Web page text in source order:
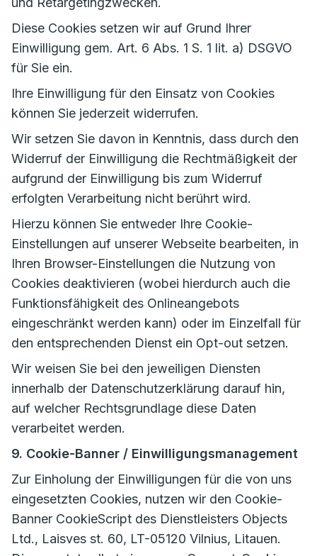
Diese Cookies setzen wir auf Grund Ihrer
Einwilligung gem. Art. 6 Abs. 1 S. 1 lit. a) DSGVO
für Sie ein.
Ihre Einwilligung für den Einsatz von Cookies
können Sie jederzeit widerrufen.
Wir setzen Sie davon in Kenntnis, dass durch den
Widerruf der Einwilligung die Rechtmäßigkeit der
aufgrund der Einwilligung bis zum Widerruf
erfolgten Verarbeitung nicht berührt wird.
Hierzu können Sie entweder Ihre Cookie-
Einstellungen auf unserer Webseite bearbeiten, in
Ihren Browser-Einstellungen die Nutzung von
Cookies deaktivieren (wobei hierdurch auch die
Funktionsfähigkeit des Onlineangebots
eingeschränkt werden kann) oder im Einzelfall für
den entsprechenden Dienst ein Opt-out setzen.
Wir weisen Sie bei den jeweiligen Diensten
innerhalb der Datenschutzerklärung darauf hin,
auf welcher Rechtsgrundlage diese Daten
verarbeitet werden.
9. Cookie-Banner / Einwilligungsmanagement
Zur Einholung der Einwilligungen für die von uns
eingesetzten Cookies, nutzen wir den Cookie-
Banner CookieScript des Dienstleisters Objects
Ltd., Laisves st. 60, LT-05120 Vilnius, Litauen.